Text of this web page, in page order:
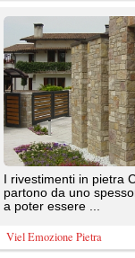
mano con argilla
e smaltato, gamma in vari
30 toni di ...
TOSCANE
nello spessore sottile
...